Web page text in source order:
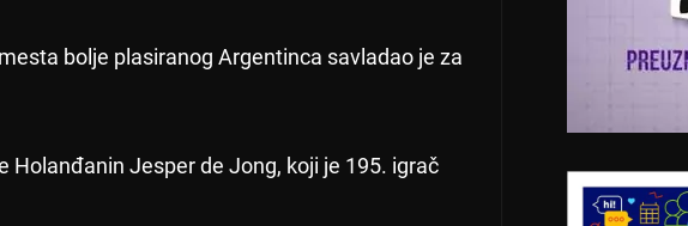
bolje plasiranog Argentinca savladao je za
Holanđanin Jesper de Jong, koji je 195. igrač